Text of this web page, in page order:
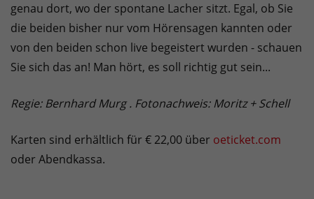
genau dort, wo der spontane Lacher sitzt. Egal, ob Sie
die beiden bisher nur vom Hörensagen kannten oder
von den beiden schon live begeistert wurden - schauen
Sie sich das an! Man hört, es soll richtig gut sein...
Regie: BernhardMurg . Fotonachweis: Moritz + Schell
Karten sind erhältlich für € 22,00 über oeticket.com
oder Abendkassa.